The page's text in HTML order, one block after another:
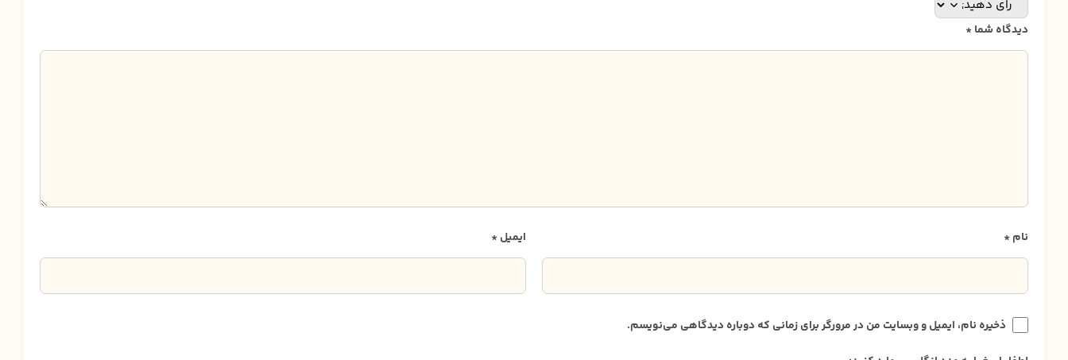
دیدگاه شما*
نام* ایمیل*
ذخیره نام، ایمیل و وبسایت من در مرورگر برای زمانی که دوباره دیدگاهی می‌نویسم.